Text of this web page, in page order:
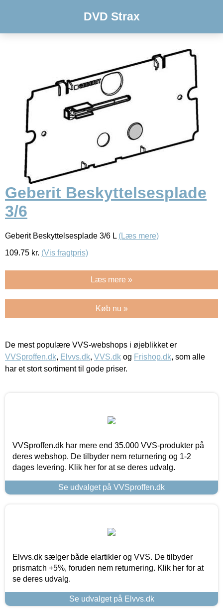
DVD Strax
Geberit Beskyttelsesplade
3/6
Geberit Beskyttelsesplade 3/6 L (Læs mere)
109.75 kr. (Vis fragtpris)
Læs mere »
Køb nu »
De mest populære VVS-webshops i øjeblikket er
VVSproffen.dk, Elvvs.dk, VVS.dk og Frishop.dk, som alle
har et stort sortiment til gode priser.
VVSproffen.dk har mere end 35.000 VVS-produkter på
deres webshop. De tilbyder nem returnering og 1-2
dages levering. Klik her for at se deres udvalg.
Se udvalget på VVSproffen.dk
Elvvs.dk sælger både elartikler og VVS. De tilbyder
prismatch +5%, foruden nem returnering. Klik her for at
se deres udvalg.
Se udvalget på Elvvs.dk